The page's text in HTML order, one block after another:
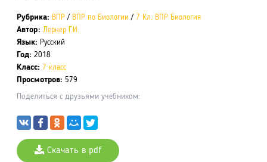
Рубрика: ВПР / ВПР по Биологии / 7 Кл. ВПР Биология
Автор: Лернер Г.И.
Язык: Русский
Год: 2018
Класс: 7 класс
Просмотров: 579
Поделиться с друзьями учебником:
Скачать в pdf